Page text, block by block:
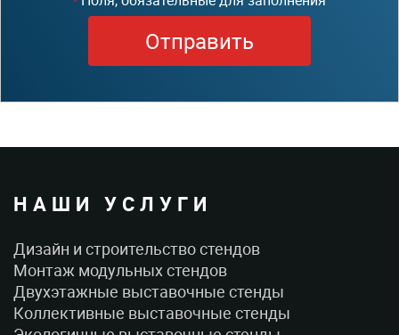
НАШИ УСЛУГИ
Дизайн и строительство стендов
Монтаж модульных стендов
Двухэтажные выставочные стенды
Коллективные выставочные стенды